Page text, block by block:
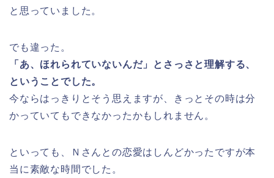
と思っていました。
でも違った。
「あ、ほれられていないんだ」とさっさと理解する、
ということでした。
今ならはっきりとそう思えますが、きっとその時は分
かっていてもできなかったかもしれません。
といっても、Ｎさんとの恋愛はしんどかったですが本
当に素敵な時間でした。